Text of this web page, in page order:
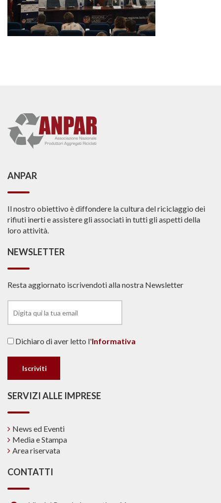
ANPAR
Il nostro obiettivo è diffondere la cultura del riciclaggio dei
rifiuti inerti e assistere gli associati in tutti gli aspetti della
loro attività.
NEWSLETTER
Resta aggiornato iscrivendoti alla nostra Newsletter
Dichiaro di aver letto l'Informativa
SERVIZI ALLE IMPRESE
News ed Eventi
Media e Stampa
Area riservata
CONTATTI